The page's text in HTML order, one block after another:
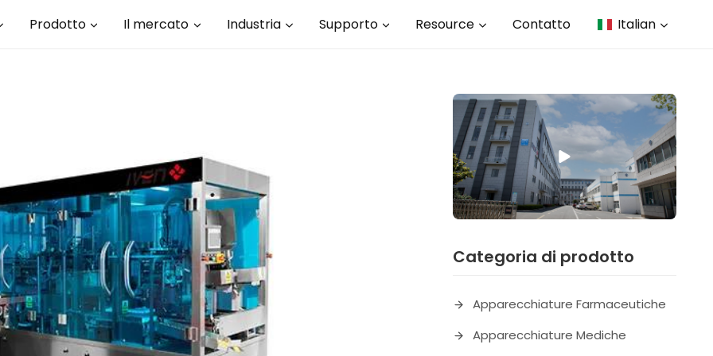
Prodotto Il mercato Industria Supporto Resource Contatto Italian
Categoria di prodotto
Apparecchiature Farmaceutiche
Apparecchiature Mediche